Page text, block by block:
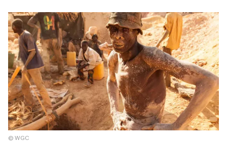
© WGC